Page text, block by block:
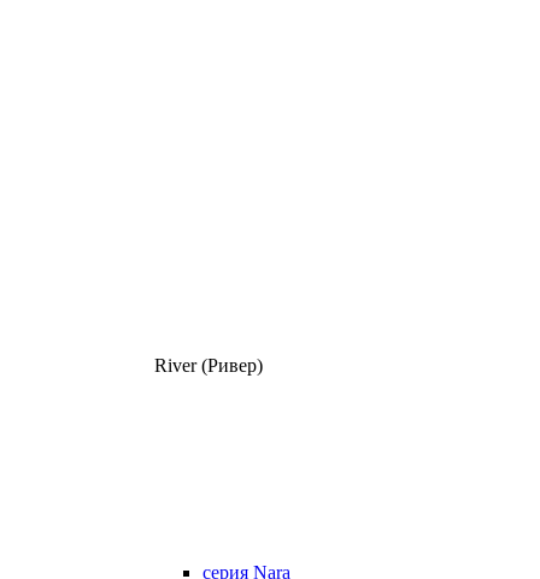
River (Ривер)
серия Nara